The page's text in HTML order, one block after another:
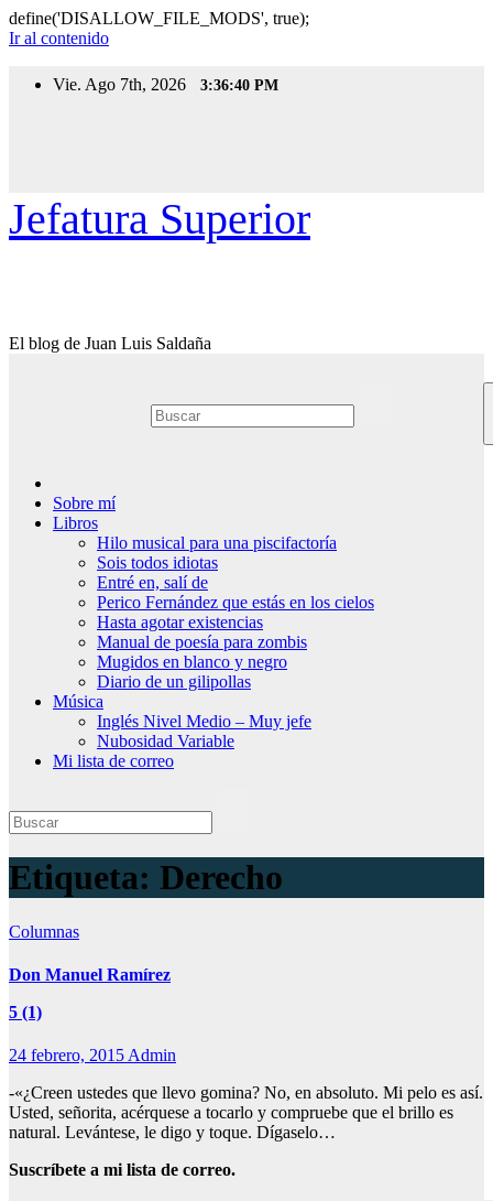
define('DISALLOW_FILE_MODS', true);
Ir al contenido
Vie. Ago 7th, 2026 3:36:41 PM
Jefatura Superior
El blog de Juan Luis Saldaña
Sobre mí
Libros
Hilo musical para una piscifactoría
Sois todos idiotas
Entré en, salí de
Perico Fernández que estás en los cielos
Hasta agotar existencias
Manual de poesía para zombis
Mugidos en blanco y negro
Diario de un gilipollas
Música
Inglés Nivel Medio – Muy jefe
Nubosidad Variable
Mi lista de correo
Etiqueta: Derecho
Columnas
Don Manuel Ramírez
5 (1)
24 febrero, 2015Admin
-«¿Creen ustedes que llevo gomina? No, en absoluto. Mi pelo es así.
Usted, señorita, acérquese a tocarlo y compruebe que el brillo es
natural. Levántese, le digo y toque. Dígaselo…
Suscríbete a mi lista de correo.